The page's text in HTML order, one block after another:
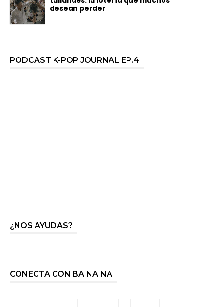
desean perder
PODCAST K-POP JOURNAL EP.4
¿NOS AYUDAS?
CONECTA CON BA NA NA